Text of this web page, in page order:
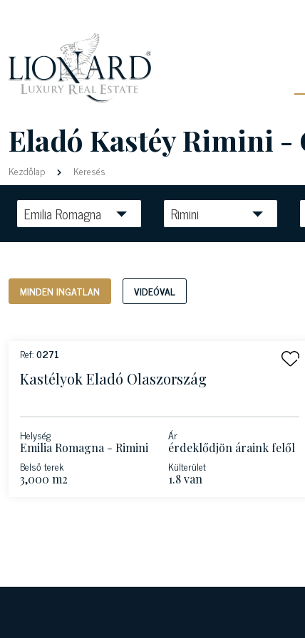
Eladó Kastéy Rimini
Kezdőlap Keresés
Emilia Romagna Rimini
MINDEN INGATLAN VIDEÓVAL
Ref:0271
Kastélyok Eladó Olaszország
Helység
Emilia Romagna - Rimini
Ár
érdeklődjön áraink felől
Belső terek
3,000 m2
Külterület
1.8 van